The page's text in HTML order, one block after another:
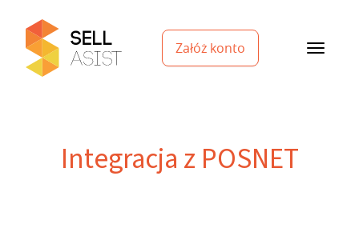
Załóż konto
Integracja z POSNET